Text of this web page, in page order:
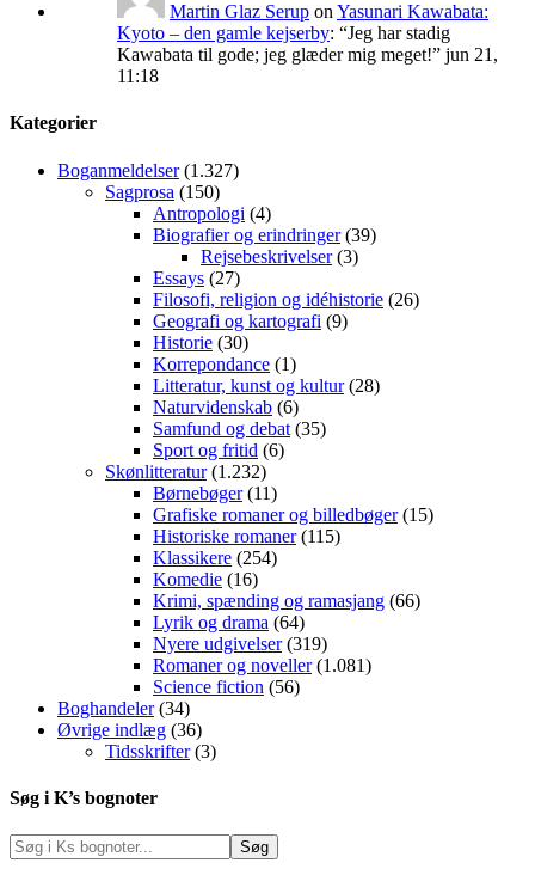
Martin Glaz Serup on Yasunari Kawabata:
Kyoto – den gamle kejserby: “Jeg har stadig
Kawabata til gode; jeg glæder mig meget!” jun 21,
11:18
Kategorier
Boganmeldelser(1.327)
Sagprosa (150)
Antropologi (4)
Biografier og erindringer(39)
Rejsebeskrivelser(3)
Essays (27)
Filosofi, religion og idéhistorie (26)
Geografi og kartografi (9)
Historie (30)
Korrepondance (1)
Litteratur, kunst og kultur(28)
Naturvidenskab (6)
Samfund og debat (35)
Sport og fritid (6)
Skønlitteratur(1.232)
Børnebøger(11)
Grafiske romaner og billedbøger(15)
Historiske romaner(115)
Klassikere (254)
Komedie (16)
Krimi, spænding og ramasjang (66)
Lyrik og drama (64)
Nyere udgivelser(319)
Romaner og noveller(1.081)
Science fiction (56)
Boghandeler(34)
Øvrige indlæg (36)
Tidsskrifter(3)
Søg i K’s bognoter